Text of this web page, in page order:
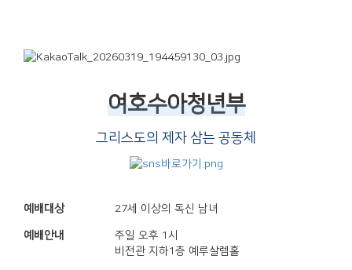
여호수아청년부
그리스도의 제자 삼는 공동체
예배대상 27세 이상의 독신 남녀
예배안내
주일 오후 1시
비전관 지하1층 예루살렘홀